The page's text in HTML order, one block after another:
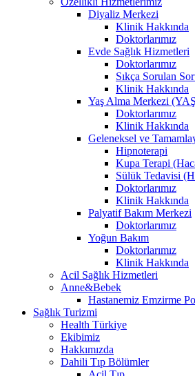
Diyaliz Merkezi
Klinik Hakkında
Doktorlarımız
Evde Sağlık Hizmetleri
Doktorlarımız
Sıkça Sorulan
Klinik Hakkında
Yaş Alma Merkezi
Doktorlarımız
Klinik Hakkında
Geleneksel ve
Hipnoterapi
Kupa Terapi
Sülük Tedavisi
Doktorlarımız
Klinik Hakkında
Palyatif Bakım Merkezi
Doktorlarımız
Yoğun Bakım
Doktorlarımız
Klinik Hakkında
Acil Sağlık Hizmetleri
Anne&Bebek
Hastanemiz Emzirme
Sağlık Turizmi
Health Türkiye
Ekibimiz
Hakkımızda
Dahili Tıp Bölümler